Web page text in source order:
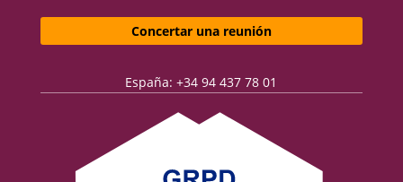
Concertar una reunión
España: +34 94 437 78 01